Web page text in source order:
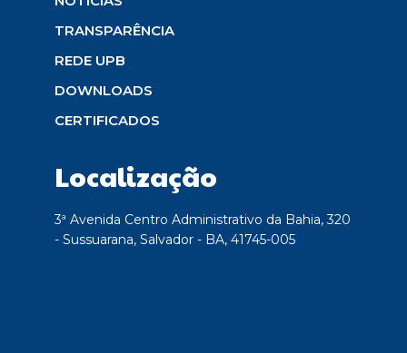
TRANSPARÊNCIA
REDE UPB
DOWNLOADS
CERTIFICADOS
Localização
3ª Avenida Centro Administrativo da Bahia, 320
- Sussuarana, Salvador - BA, 41745-005